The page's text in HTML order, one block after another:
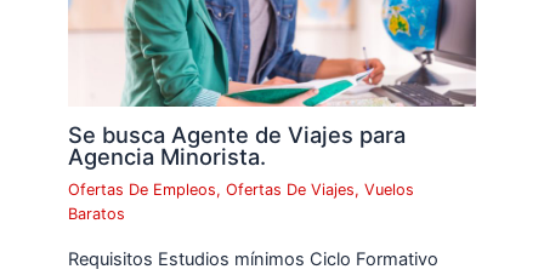
Se busca Agente de Viajes para
Agencia Minorista.
Ofertas De Empleos,Ofertas De Viajes,Vuelos
Baratos
Requisitos Estudios mínimos Ciclo Formativo